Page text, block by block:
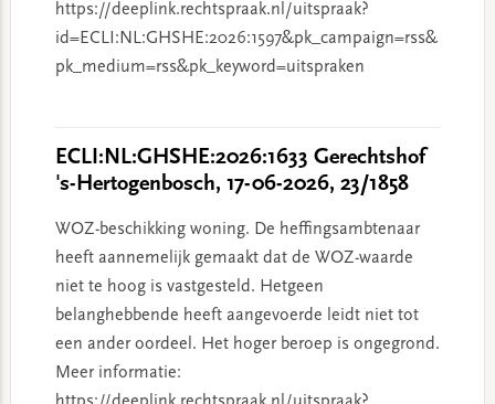
https://deeplink.rechtspraak.nl/uitspraak?
id=ECLI:NL:GHSHE:2026:1597&pk_campaign=rss&
pk_medium=rss&pk_keyword=uitspraken
ECLI:NL:GHSHE:2026:1633 Gerechtshof
's-Hertogenbosch, 17-06-2026, 23/1858
WOZ-beschikking woning. De heffingsambtenaar
heeft aannemelijk gemaakt dat de WOZ-waarde
niet te hoog is vastgesteld. Hetgeen
belanghebbende heeft aangevoerde leidt niet tot
een ander oordeel. Het hoger beroep is ongegrond.
Meer informatie: